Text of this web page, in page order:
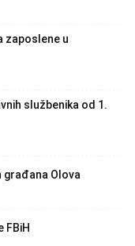
zaposlene u
službenika od 1.
građana Olova
FBiH